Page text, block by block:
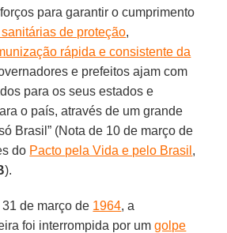
para garantir o cumprimento
de proteção,
rápida e consistente da
e prefeitos ajam com
para os seus estados e
o país, através de um grande
Brasil” (Nota de 10 de março de
do Pacto pela Vida e pelo Brasil ,
).
de março de 1964, a
foi interrompida por umgolpe